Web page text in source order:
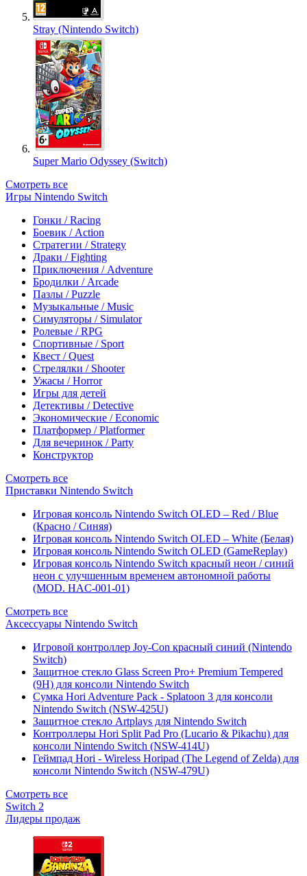
Stray (Nintendo Switch)
Super Mario Odyssey (Switch)
Смотреть все
Игры Nintendo Switch
Гонки / Racing
Боевик / Action
Стратегии / Strategy
Драки / Fighting
Приключения / Adventure
Бродилки / Arcade
Пазлы / Puzzle
Музыкальные / Music
Симуляторы / Simulator
Ролевые / RPG
Спортивные / Sport
Квест / Quest
Стрелялки / Shooter
Ужасы / Horror
Игры для детей
Детективы / Detective
Экономические / Economic
Платформер / Platformer
Для вечеринок / Party
Конструктор
Смотреть все
Приставки Nintendo Switch
Игровая консоль Nintendo Switch OLED – Red / Blue
(Красно / Синяя)
Игровая консоль Nintendo Switch OLED – White (Белая)
Игровая консоль Nintendo Switch OLED (GameReplay)
Игровая консоль Nintendo Switch красный неон / синий
неон с улучшенным временем автономной работы
(MOD. HAC-001-01)
Смотреть все
Аксессуары Nintendo Switch
Игровой контроллер Joy-Con красный синий (Nintendo
Switch)
Защитное стекло Glass Screen Pro+ Premium Tempered
(9H) для консоли Nintendo Switch
Сумка Hori Adventure Pack - Splatoon 3 для консоли
Nintendo Switch (NSW-425U)
Защитное стекло Artplays для Nintendo Switch
Контроллеры Hori Split Pad Pro (Lucario & Pikachu) для
консоли Nintendo Switch (NSW-414U)
Геймпад Hori - Wireless Horipad (The Legend of Zelda) для
консоли Nintendo Switch (NSW-479U)
Смотреть все
Switch 2
Лидеры продаж